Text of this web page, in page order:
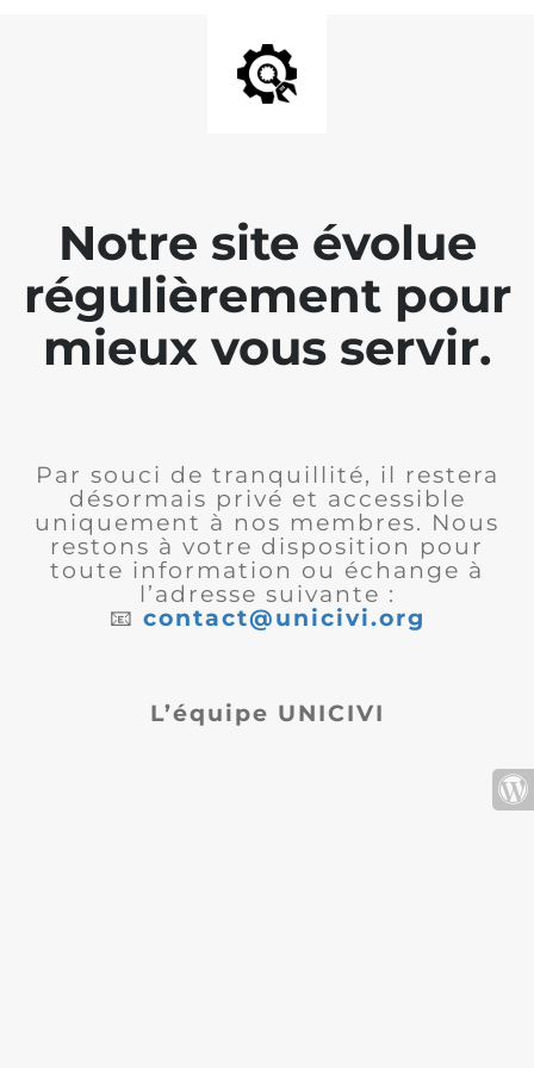
Notre site évolue
régulièrement pour
mieux vous servir.
Par souci de tranquillité, il restera
désormais privé et accessible
uniquement à nos membres. Nous
restons à votre disposition pour
toute information ou échange à
l’adresse suivante :
📧 contact@unicivi.org
L’équipe UNICIVI